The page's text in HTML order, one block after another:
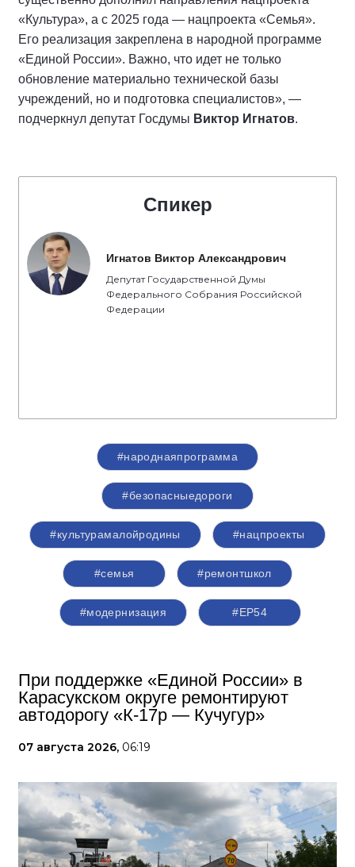
«Культура», а с 2025 года — нацпроекта «Семья».
Его реализация закреплена в народной программе
«Единой России». Важно, что идет не только
обновление материально технической базы
учреждений, но и подготовка специалистов», —
подчеркнул депутат Госдумы Виктор Игнатов.
Спикер
Игнатов Виктор Александрович
Депутат Государственной Думы
Федерального Собрания Российской
Федерации
#народнаяпрограмма
#безопасныедороги
#культурамалойродины #нацпроекты
#семья #ремонтшкол
#модернизация #ЕР54
При поддержке «Единой России» в
Карасукском округе ремонтируют
автодорогу «К-17р — Кучугур»
07 августа 2026, 06:19